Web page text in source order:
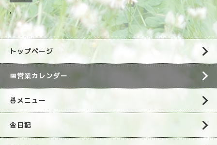
.
トップページ
📅営業カレンダー
🍜メニュー
🌼日記